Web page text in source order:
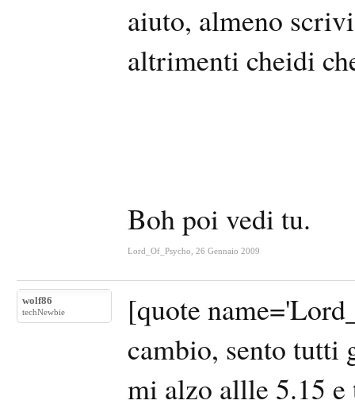
aiuto, almeno
altrimenti cheidi
Boh poi vedi tu.
Lord_Of_Psycho 26 Gennaio 2009
wolf86
techNewbie
[quote
cambio, sento tutti
mi alzo allle 5.15 e